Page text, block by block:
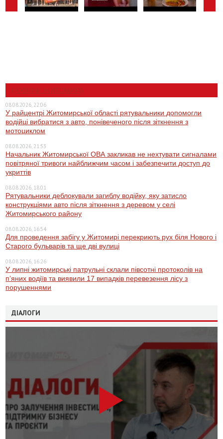
НОВИНИ ЖИТОМИРА
08.08.2026, 22:06
У райцентрі Житомирської області рятувальники допомогли
водійці вибратися з авто, понівеченого після зіткнення з
мотоциклом
08.08.2026, 21:53
Начальник Житомирської ОВА закликав не нехтувати сигналами
повітряної тривоги найближчим часом і забезпечити доступ до
укриттів
08.08.2026, 18:01
Рятувальники деблокували загиблу водійку, яку затисло
конструкціями авто після зіткнення з деревом у селі
Житомирського району
08.08.2026, 16:54
Для проведення забігу у Житомирі перекриють рух біля Нового і
Старого бульварів та ще дві вулиці
08.08.2026, 16:26
У липні житомирські патрульні склали півсотні протоколів на
пʼяних водіїв та виявили 17 випадків перевезення лісу з
порушеннями
ДІАЛОГИ